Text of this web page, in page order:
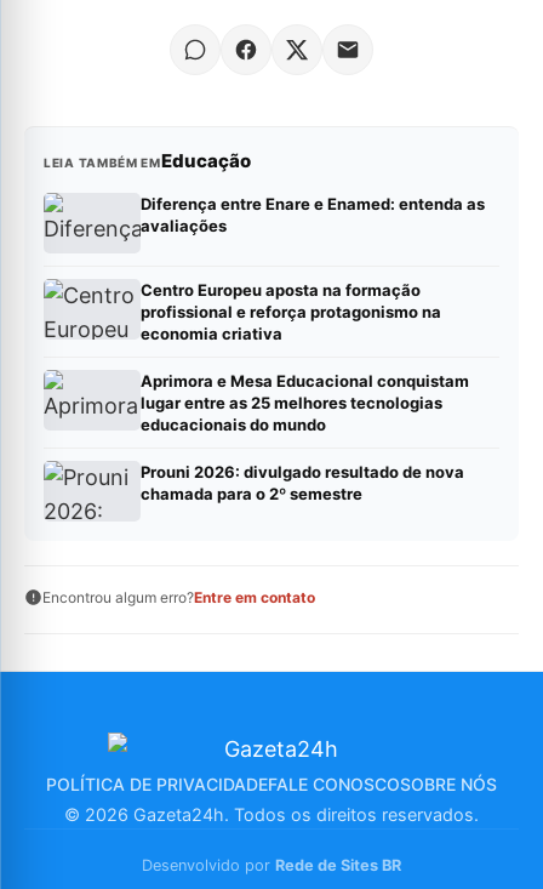
LEIA TAMBÉM EMEducação
Diferença entre Enare e Enamed: entenda as
avaliações
Centro Europeu aposta na formação
profissional e reforça protagonismo na
economia criativa
Aprimora e Mesa Educacional conquistam
lugar entre as 25 melhores tecnologias
educacionais do mundo
Prouni 2026: divulgado resultado de nova
chamada para o 2º semestre
Encontrou algum erro?Entre em contato
POLÍTICA DE PRIVACIDADEFALE CONOSCOSOBRE NÓS
© 2026 Gazeta24h. Todos os direitos reservados.
Desenvolvido por Rede de Sites BR